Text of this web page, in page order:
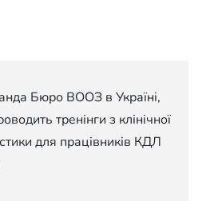
Бюро ВООЗ в Україні,
тренінги з клінічної
для працівників КДЛ